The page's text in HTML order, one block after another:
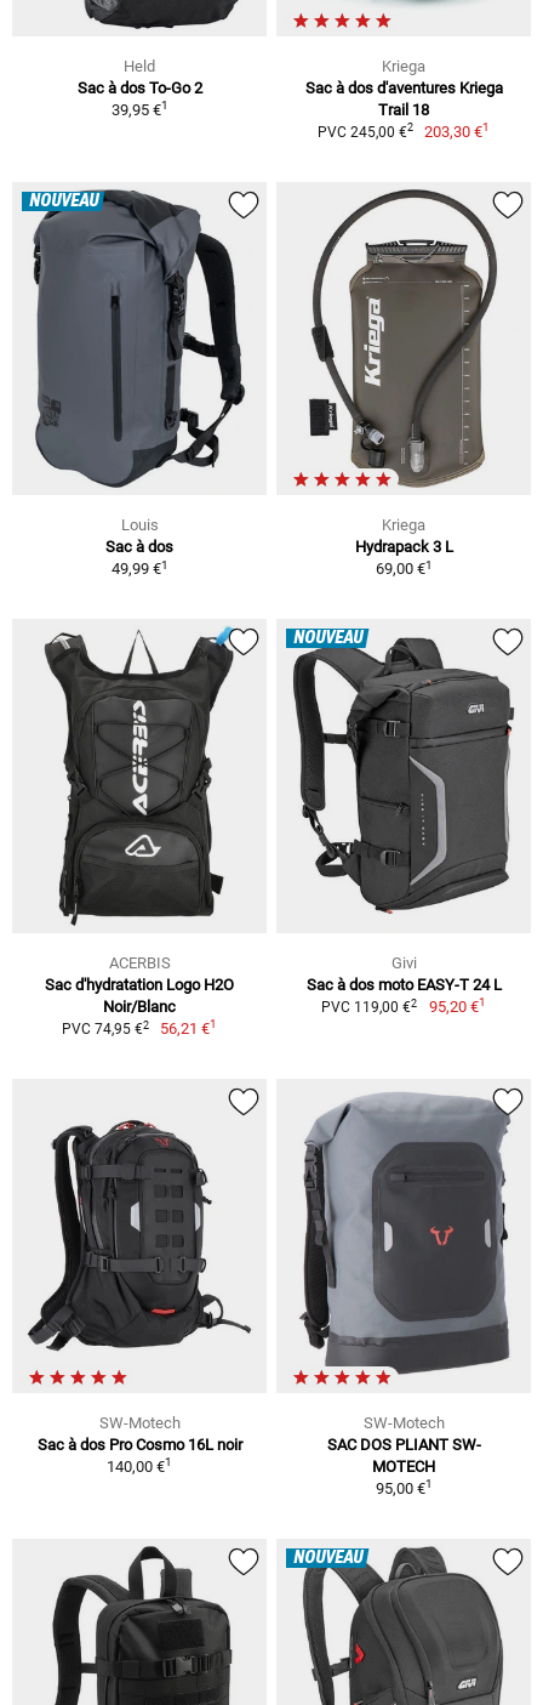
Held
Sac à dos To-Go 2
39,95 €1
Kriega
Sac à dos d'aventures Kriega
Trail 18
PVC 245,00 €2 203,30 €1
NOUVEAU
Louis
Sac à dos
49,99 €1
Kriega
Hydrapack 3 L
69,00 €1
ACERBIS
Sac d'hydratation Logo H2O
Noir/Blanc
PVC 74,95 €2 56,21 €1
NOUVEAU
Givi
Sac à dos moto EASY-T 24 L
PVC 119,00 €2 95,20 €1
SW-Motech
Sac à dos Pro Cosmo 16L noir
140,00 €1
SW-Motech
SAC DOS PLIANT SW-
MOTECH
95,00 €1
NOUVEAU